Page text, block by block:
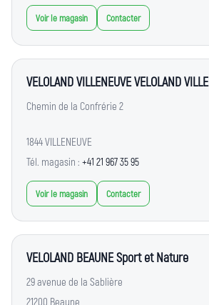
Voir le magasin Contacter
VELOLAND VILLENEUVE VELOLAND
Chemin de la Confrérie 2
1844 VILLENEUVE
Tél. magasin : +41 21 967 35 95
Voir le magasin Contacter
VELOLAND BEAUNE Sport et Nature
29 avenue de la Sablière
21200 Beaune